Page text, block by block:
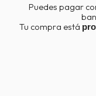
Puedes pagar
Tu compra está